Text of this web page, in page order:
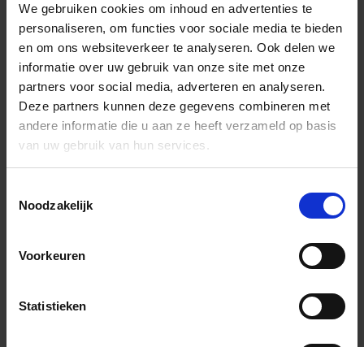
We gebruiken cookies om inhoud en advertenties te
personaliseren, om functies voor sociale media te bieden
en om ons websiteverkeer te analyseren. Ook delen we
informatie over uw gebruik van onze site met onze
partners voor social media, adverteren en analyseren.
Deze partners kunnen deze gegevens combineren met
andere informatie die u aan ze heeft verzameld op basis
van uw gebruik van hun services.
Noodzakelijk
Voorkeuren
Statistieken